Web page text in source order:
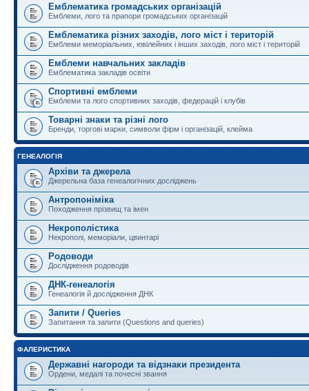
Емблематика громадських організацій
Емблеми, лого та прапори громадських організацій
Емблематика різних заходів, лого міст і територій
Емблеми меморіальних, ювілейних і інших заходів, лого міст і територій
Емблеми навчальних закладів
Емблематика закладів освіти
Спортивні емблеми
Емблеми та лого спортивних заходів, федерацій і клубів
Товарні знаки та різні лого
Бренди, торгові марки, символи фірм і організацій, клейма
ГЕНЕАЛОГІЯ
Архіви та джерела
Джерельна база генеалогічних досліджень
Антропоніміка
Походження прізвищ та імен
Некрополістика
Некрополі, меморіали, цвинтарі
Родоводи
Дослідження родоводів
ДНК-генеалогія
Генеалогія й дослідження ДНК
Запити / Queries
Запитання та запити (Questions and queries)
ФАЛЕРИСТИКА
Державні нагороди та відзнаки президента
Ордени, медалі та почесні звання